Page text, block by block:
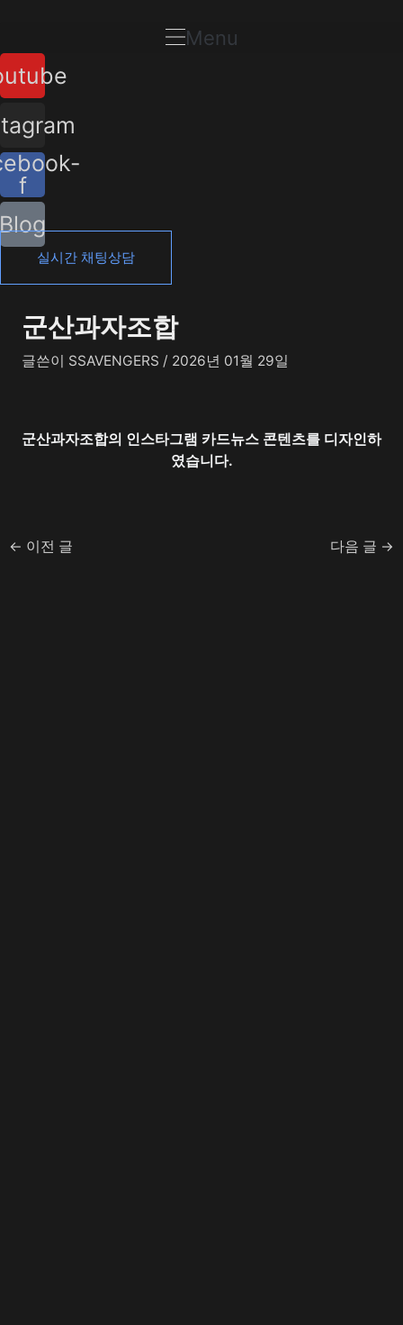
츠
로
건
너
뛰
기
Menu
f
Blog
실시간 채팅상담
군산과자조합
글쓴이 SSAVENGERS / 2026년 01월 29일
군산과자조합의 인스타그램 카드뉴스 콘텐츠를 디자인하
였습니다.
트
탐
색
← 이전 글 다음 글 →